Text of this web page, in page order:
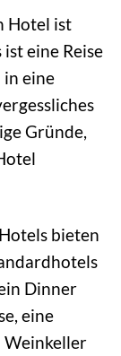
Hotel ist
eine Reise
in eine
Gründe,
bieten
Dinner
eine
Weinkeller